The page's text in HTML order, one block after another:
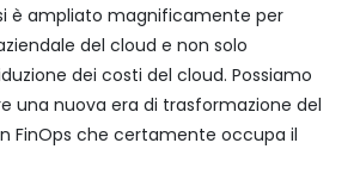
è ampliato magnificamente per
del cloud e non solo
dei costi del cloud. Possiamo
una nuova era di trasformazione del
FinOps che certamente occupa il